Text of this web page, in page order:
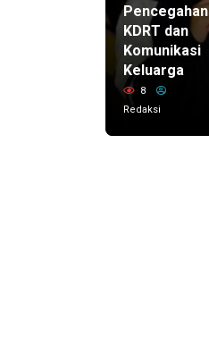
Pencegahan
KDRT dan
Komunikasi
Keluarga
8
Redaksi